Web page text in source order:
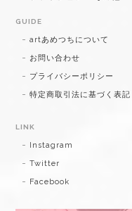
GUIDE
artあめつちについて
お問い合わせ
プライバシーポリシー
特定商取引法に基づく表記
LINK
Instagram
Twitter
Facebook